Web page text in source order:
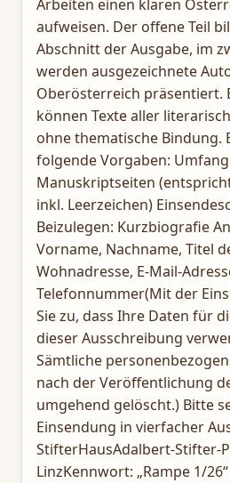
Arbeiten einen klaren
aufweisen. Der offene Teil
Abschnitt der Ausgabe, im
werden ausgezeichnete
Oberösterreich präsentiert.
können Texte aller
ohne thematische Bindung.
folgende Vorgaben:
Manuskriptseiten
inkl. Leerzeichen)
Beizulegen: Kurzbiografie
Vorname, Nachname, Titel
Wohnadresse, E-Mail-
Telefonnummer(Mit der
Sie zu, dass Ihre Daten für
dieser Ausschreibung
Sämtliche
nach der Veröffentlichung
umgehend gelöscht.) Bitte
Einsendung in vierfacher
StifterHausAdalbert-Stifter-
LinzKennwort: „Rampe 1/